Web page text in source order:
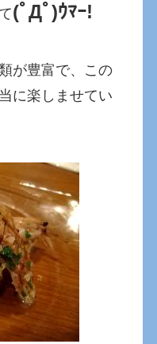
(ﾟДﾟ)ｳﾏｰ!
が豊富で、この
に楽しませてい